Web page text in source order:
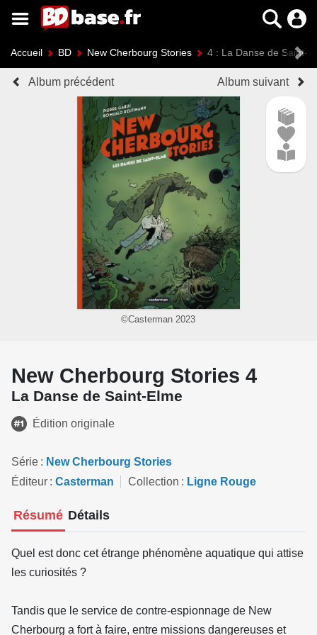
Accueil BD New Cherbourg Stories 4 : La Danse de Saint-
Album précédent Album suivant
©Casterman 2023
New Cherbourg Stories 4
La Danse de Saint-Elme
Édition originale
Série
New Cherbourg Stories
Éditeur
Casterman Collection Ligne Rouge
Résumé Détails
Quel est donc cet étrange phénomène aquatique qui attise
les curiosités ?
Tandis que le service de contre-espionnage de New
Cherbourg a fort à faire, entre missions dangereuses et